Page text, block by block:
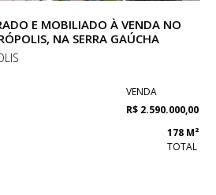
E MOBILIADO À VENDA NO
NA SERRA GAÚCHA
VENDA
R$ 2.590.000,00
178 M²
TOTAL